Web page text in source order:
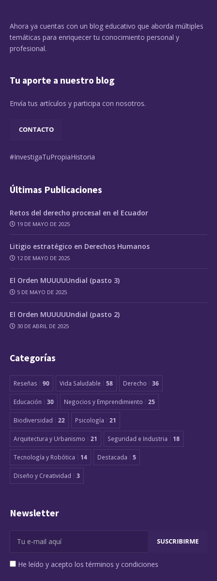
Ahora ya cuentas con un blog educativo que aborda múltiples
temáticas para enriquecer tu conocimiento personal y
profesional.
Tu aporte a nuestro blog
Envía tus artículos y participa con nosotros.
CONTACTO
#InvestigaTuPropiaHistoria
Últimas Publicaciones
Retos del derecho procesal en el Ecuador
19 DE MAYO DE 2025
Litigio estratégico en Derechos Humanos
12 DE MAYO DE 2025
El Orden MUUUUUndial (pasto 3)
5 DE MAYO DE 2025
El Orden MUUUUUndial (pasto 2)
30 DE ABRIL DE 2025
Categorías
Reseñas 90 Vida Saludable 58 Derecho 36
Educación 30 Negocios y Emprendimiento 25
Biodiversidad 22 Psicología 21
Arquitectura y Urbanismo 21 Seguridad e Industria 18
Tecnología y Robótica 14 Destacada 5
Diseño y Creatividad 3
Newsletter
He leído y acepto los términos y condiciones